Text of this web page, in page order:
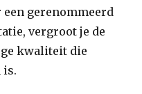
gerenommeerd
vergroot je de
kwaliteit die
is.